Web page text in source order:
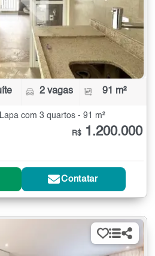
2 vagas 91 m²
com 3 quartos - 91 m²
R$ 1.200.000
Contatar